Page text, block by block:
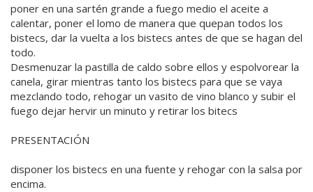
poner en una sartén grande a fuego medio el aceite a
calentar, poner el lomo de manera que quepan todos los
bistecs, dar la vuelta a los bistecs antes de que se hagan del
todo.
Desmenuzar la pastilla de caldo sobre ellos y espolvorear la
canela, girar mientras tanto los bistecs para que se vaya
mezclando todo, rehogar un vasito de vino blanco y subir el
fuego dejar hervir un minuto y retirar los bitecs
PRESENTACIÓN
disponer los bistecs en una fuente y rehogar con la salsa por
encima.